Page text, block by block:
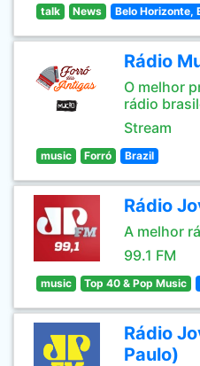
talk News Belo Horizonte,
Rádio
O melhor
rádio
Stream
music Forró Brazil
Rádio
A melhor
99.1 FM
music Top 40 & Pop Music
Rádio
Paulo)